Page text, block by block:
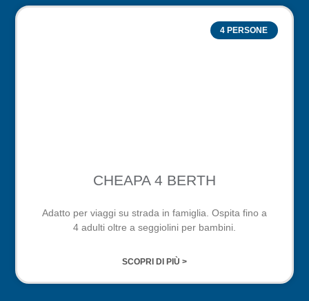
4 PERSONE
CHEAPA 4 BERTH
Adatto per viaggi su strada in famiglia. Ospita fino a
4 adulti oltre a seggiolini per bambini.
SCOPRI DI PIÙ >